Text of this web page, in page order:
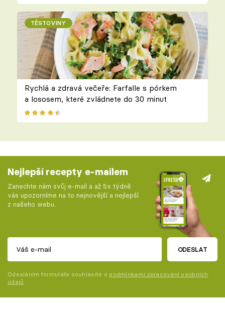
TĚSTOVINY
Rychlá a zdravá večeře: Farfalle s pórkem
a lososem, které zvládnete do 30 minut
Nejlepší recepty e-mailem
Zanechte nám svůj e-mail a až 5x týdně
vás upozorníme na to nejnovější a nejlepší
z našeho webu.
ODESLAT
Odesláním formuláře souhlasíte s podmínkami zpracování osobních
údajů